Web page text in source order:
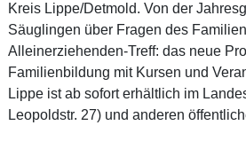
Kreis Lippe/Detmold. Von der
Säuglingen über Fragen des
Alleinerziehenden-Treff: das neue
Familienbildung mit Kursen und
Lippe ist ab sofort erhältlich im
Leopoldstr. 27) und anderen